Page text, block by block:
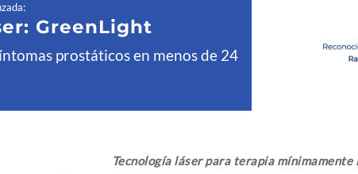
:
GreenLight
prostáticos en menos de 24
Tecnología láser para terapia